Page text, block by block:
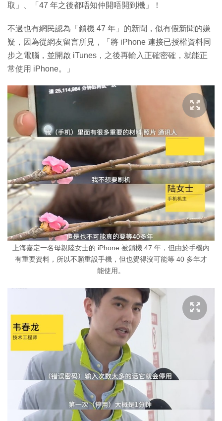
取」、「47 年之後都唔知仲開唔開到機」！
不過也有網民認為「鎖機 47 年」的新聞，似有假新聞的嫌
疑，因為從網友留言所見，「將 iPhone 連接已授權資料同
步之電腦，並開啟 iTunes，之後再輸入正確密確，就能正
常使用 iPhone。」
上海嘉定一名母親陸女士的 iPhone 被鎖機 47 年，但由於手機內
有重要資料，所以不願重設手機，但也覺得沒可能等 40 多年才
能使用。